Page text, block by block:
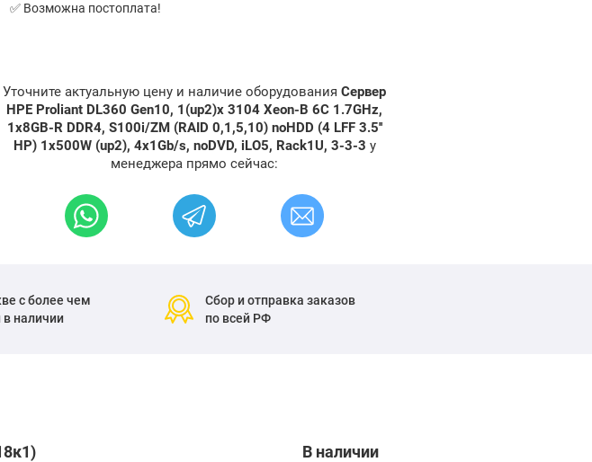
✅ Возможна постоплата!
Уточните актуальную цену и наличие оборудования Сервер
HPE Proliant DL360 Gen10, 1(up2)x 3104 Xeon-B 6C 1.7GHz,
1x8GB-R DDR4, S100i/ZM (RAID 0,1,5,10) noHDD (4 LFF 3.5''
HP) 1x500W (up2), 4x1Gb/s, noDVD, iLO5, Rack1U, 3-3-3 у
менеджера прямо сейчас:
с более чем
в наличии
Сбор и отправка заказов
по всей РФ
В наличии